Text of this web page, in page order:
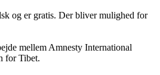
og er gratis. Der bliver mulighed for
mellem Amnesty International
for Tibet.